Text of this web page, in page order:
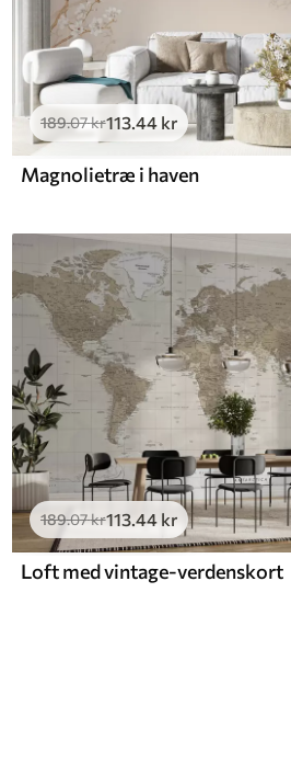
189.07kr113.44 kr
Magnolietræ i haven
189.07kr113.44 kr
Loft med vintage-verdenskort